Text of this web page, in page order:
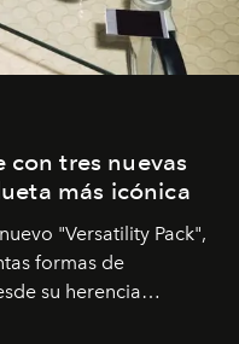
con tres nuevas
más icónica
"Versatility Pack",
formas de
su herencia
inspirada en el